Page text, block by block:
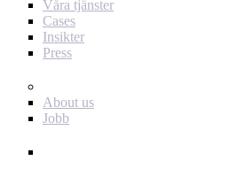
Våra tjänster
Cases
Insikter
Press
About us
Jobb